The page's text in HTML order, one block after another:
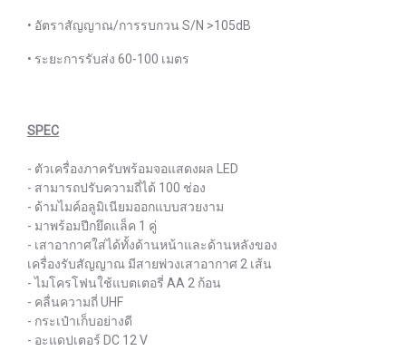
• อัตราสัญญาณ/การรบกวน S/N >105dB
• ระยะการรับส่ง 60-100 เมตร
SPEC
- ตัวเครื่องภาครับพร้อมจอแสดงผล LED
- สามารถปรับความถี่ได้ 100 ช่อง
- ด้ามไมค์อลูมิเนียมออกแบบสวยงาม
- มาพร้อมปีกยึดแล็ค 1 คู่
- เสาอากาศใส่ได้ทั้งด้านหน้าและด้านหลังของ
เครื่องรับสัญญาณ มีสายพ่วงเสาอากาศ 2 เส้น
- ไมโครโฟนใช้แบตเตอรี่ AA 2 ก้อน
- คลื่นความถี่ UHF
- กระเป๋าเก็บอย่างดี
- อะแดปเตอร์ DC 12 V